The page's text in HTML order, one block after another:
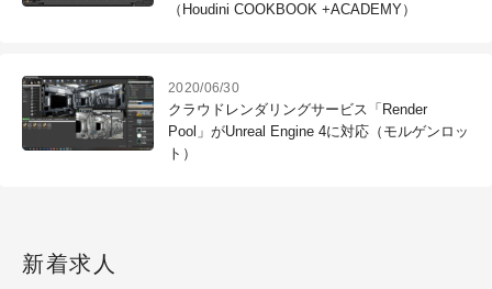
（Houdini COOKBOOK +ACADEMY）
2020/06/30
クラウドレンダリングサービス「Render
Pool」がUnreal Engine 4に対応（モルゲンロッ
ト）
新着求人